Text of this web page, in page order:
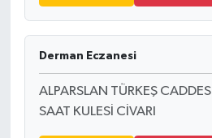
Derman Eczanesi
ALPARSLAN TÜRKEŞ
SAAT KULESİ CİVARI